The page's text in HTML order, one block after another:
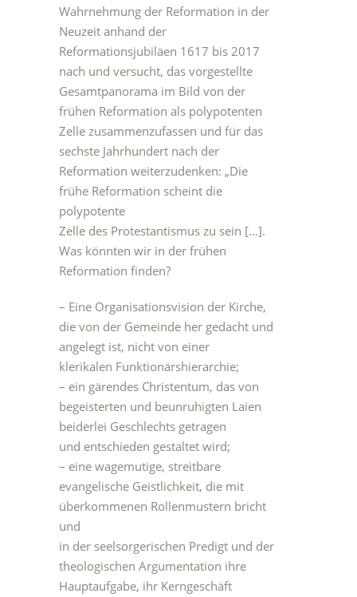
Wahrnehmung der Reformation in der
Neuzeit anhand der
Reformationsjubiläen 1617 bis 2017
nach und versucht, das vorgestellte
Gesamtpanorama im Bild von der
frühen Reformation als polypotenten
Zelle zusammenzufassen und für das
sechste Jahrhundert nach der
Reformation weiterzudenken: „Die
frühe Reformation scheint die
polypotente
Zelle des Protestantismus zu sein […].
Was könnten wir in der frühen
Reformation finden?
– Eine Organisationsvision der Kirche,
die von der Gemeinde her gedacht und
angelegt ist, nicht von einer
klerikalen Funktionärshierarchie;
– ein gärendes Christentum, das von
begeisterten und beunruhigten Laien
beiderlei Geschlechts getragen
und entschieden gestaltet wird;
– eine wagemutige, streitbare
evangelische Geistlichkeit, die mit
überkommenen Rollenmustern bricht
und
in der seelsorgerischen Predigt und der
theologischen Argumentation ihre
Hauptaufgabe, ihr Kerngeschäft